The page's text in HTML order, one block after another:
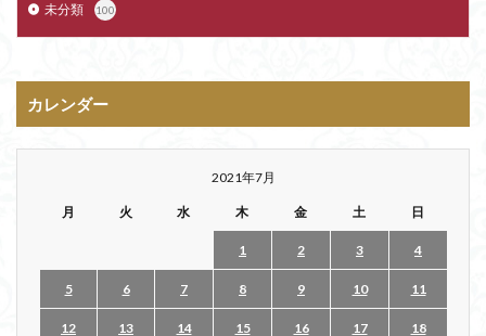
未分類 100
カレンダー
2021年7月
月 火 水 木 金 土 日
1 2 3 4
5 6 7 8 9 10 11
12 13 14 15 16 17 18